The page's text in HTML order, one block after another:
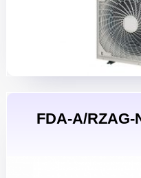
FDA-A/